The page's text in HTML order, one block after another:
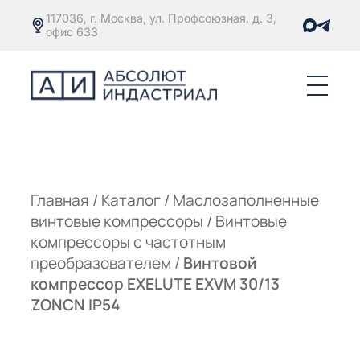
117036, г. Москва, ул. Профсоюзная, д. 3,
офис 633
Главная / Каталог/ Маслозаполненные
винтовые компрессоры / Винтовые
компрессоры с частотным
преобразователем / Винтовой
компрессор EXELUTE EXVM 30/13
ZONCN IP54
С